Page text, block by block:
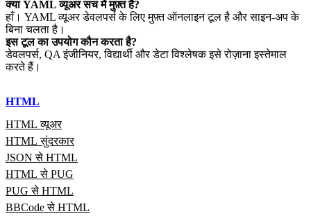
क्या YAML व्यूअर सच में मुफ़्त है?
हाँ। YAML व्यूअर डेवलपर्स के लिए मुफ़्त ऑनलाइन टूल है और साइन‑अप के
बिना चलता है।
इस टूल का उपयोग कौन करता है?
डेवलपर्स, QA इंजीनियर, विद्यार्थी और डेटा विश्लेषक इसे रोज़ाना इस्तेमाल
करते हैं।
HTML
HTML व्यूअर
HTML सुंदरकार
JSON से HTML
HTML से PUG
PUG से HTML
BBCode से HTML